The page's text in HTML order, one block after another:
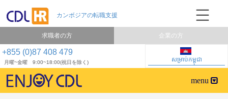
+855 (0)87 408 479
月曜~金曜 9:00~18:00(祝日を除く) សម្រាប់កម្ពុជា
求職者の方 企業の方